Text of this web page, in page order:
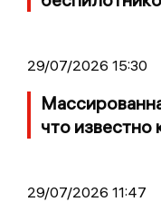
29/07/2026 15:30
что известно
29/07/2026 11:47